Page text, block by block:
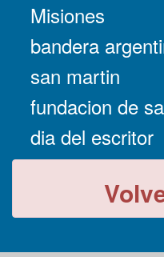
Misiones
bandera
san martin
fundacion de
dia del escritor